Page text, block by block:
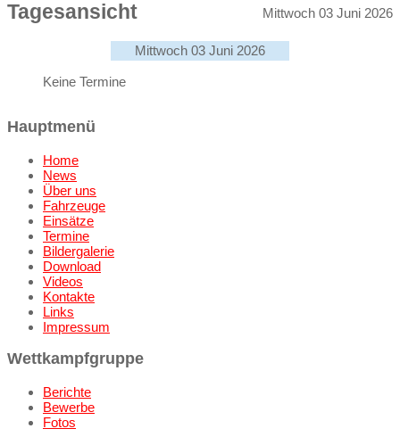
Tagesansicht Mittwoch 03 Juni 2026
Mittwoch 03 Juni 2026
Keine Termine
Hauptmenü
Home
News
Über uns
Fahrzeuge
Einsätze
Termine
Bildergalerie
Download
Videos
Kontakte
Links
Impressum
Wettkampfgruppe
Berichte
Bewerbe
Fotos